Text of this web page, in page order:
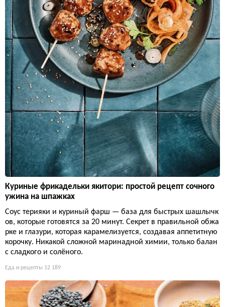
Куриные фрикадельки якитори: простой рецепт сочного
ужина на шпажках
Соус терияки и куриный фарш — база для быстрых шашлычк
ов, которые готовятся за 20 минут. Секрет в правильной обжа
рке и глазури, которая карамелизуется, создавая аппетитную
корочку. Никакой сложной маринадной химии, только балан
с сладкого и солёного.
Еда и рецепты 12 189